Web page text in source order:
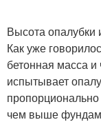
Высота опалубки
Как уже
бетонная масса
испытывает
чем выше